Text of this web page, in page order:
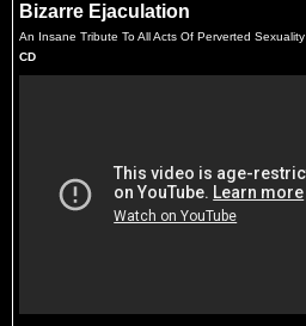
Bizarre Ejaculation
An Insane Tribute To All Acts Of Perverted Sexuality
CD